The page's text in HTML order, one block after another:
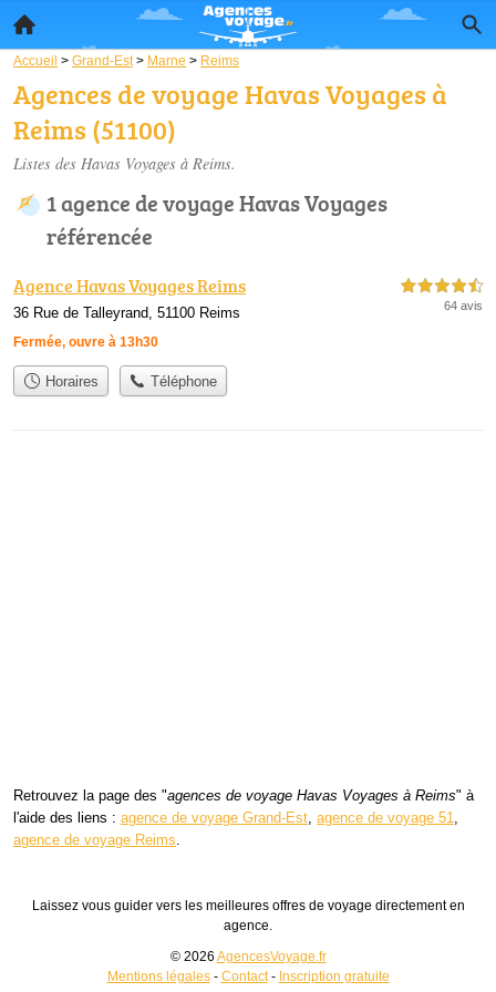
Accueil > Grand-Est > Marne > Reims
Agences de voyage Havas Voyages à
Reims (51100)
Listes des Havas Voyages à Reims.
1 agence de voyage Havas Voyages
référencée
Agence Havas Voyages Reims
36 Rue de Talleyrand, 51100 Reims
Fermée, ouvre à 13h30
4,5 étoiles sur 5
64 avis
Horaires Téléphone
Retrouvez la page des "agences de voyage Havas Voyages à Reims" à
l'aide des liens : agence de voyage Grand-Est, agence de voyage 51,
agence de voyage Reims.
Laissez vous guider vers les meilleures offres de voyage directement en
agence.
© 2026 AgencesVoyage.fr
Mentions légales- Contact- Inscription gratuite